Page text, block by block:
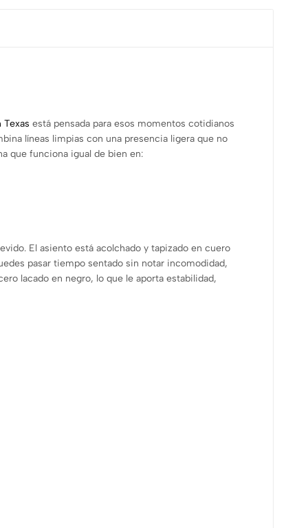
Texas está pensada para esos momentos cotidianos
líneas limpias con una presencia ligera que no
que funciona igual de bien en:
El asiento está acolchado y tapizado en cuero
pasar tiempo sentado sin notar incomodidad,
lacado en negro, lo que le aporta estabilidad,